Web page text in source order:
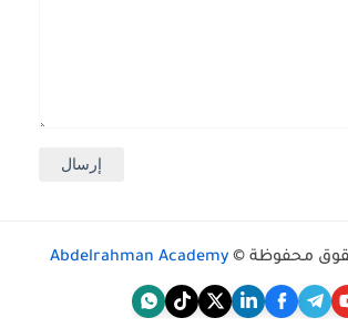
محفوظة © Abdelrahman Academy